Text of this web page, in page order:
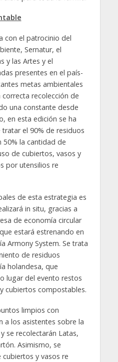
con el patrocinio del
Sernatur, el
y las Artes y el
presentes en el país-
metas ambientales
recolección de
una constante desde
en esta edición se ha
el 90% de residuos
50% la cantidad de
de cubiertos, vasos y
por utensilios re
de esta estrategia es
in situ, gracias a
de economía circular
estará estrenando en
Armony System. Se trata
de residuos
holandesa, que
lugar del evento restos
cubiertos compostables.
limpios con
a los asistentes sobre la
se recolectarán Latas,
Asimismo, se
y vasos re